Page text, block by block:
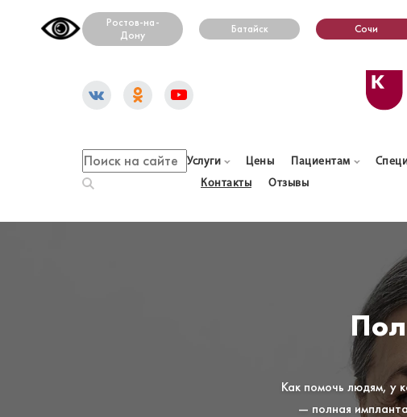
Ростов-на-
Дону
Батайск Сочи
Услуги Цены Пациентам
Контакты
Отзывы
Как помочь людям, у
― полная